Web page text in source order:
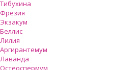
Тибухина
Фрезия
Экзакум
Беллис
Лилия
Аргирантемум
Лаванда
Остеоспермум